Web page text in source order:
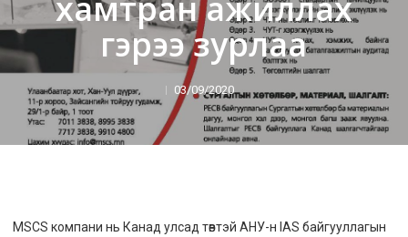
гэрээ зурлаа
03/09/2020
MSCS компани нь Канад улсад төвтэй АНУ-н IAS байгууллагын